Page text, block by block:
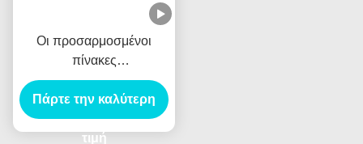
Οι προσαρμοσμένοι
πίνακες
ασβεστοκονιάματος
γύψου ποτίζουν το
ανθεκτικό πάχος 12mm
Πάρτε την καλύτερη
τιμή